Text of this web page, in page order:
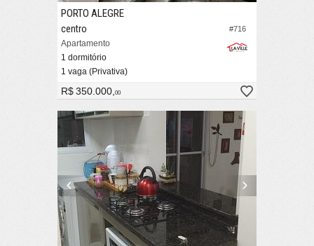
#716
PORTO ALEGRE
centro
Apartamento
1 dormitório
1 vaga (Privativa)
R$ 350.000,00